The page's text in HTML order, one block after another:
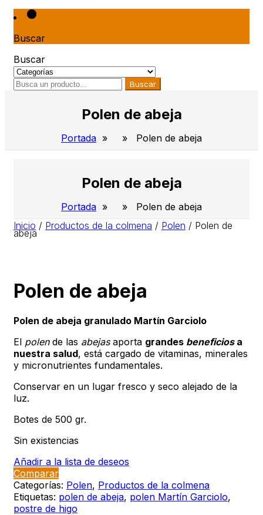
Buscar
Buscar
Buscar
Polen de abeja
Portada » » Polen de abeja
Polen de abeja
Portada » » Polen de abeja
Inicio / Productos de la colmena / Polen / Polen de
abeja
Polen de abeja
Polen de abeja granulado Martín Garciolo
El polende las abejasaporta grandes beneficiosa
nuestra salud, está cargado de vitaminas, minerales
y micronutrientes fundamentales.
Conservar en un lugar fresco y seco alejado de la
luz.
Botes de 500 gr.
Sin existencias
Añadir a la lista de deseos
Comparar
Categorías: Polen, Productos de la colmena
Etiquetas: polen de abeja, polen Martín Garciolo,
postre de higo